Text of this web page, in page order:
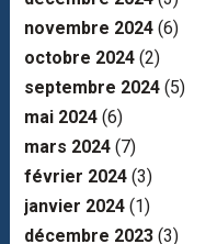
novembre 2024(6)
octobre 2024(2)
septembre 2024(5)
mai 2024(6)
mars 2024(7)
février 2024(3)
janvier 2024(1)
décembre 2023(3)